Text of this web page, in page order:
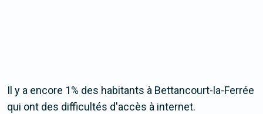
Il y a encore 1% des habitants à Bettancourt-la-Ferrée
qui ont des difficultés d'accès à internet.